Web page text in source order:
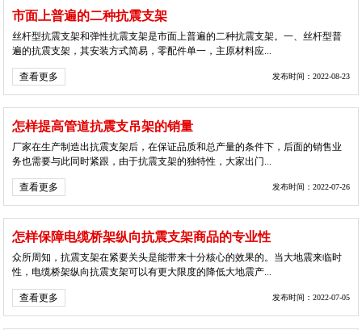
市面上普遍的二种抗震支架
丝杆型抗震支架和弹性抗震支架是市面上普遍的二种抗震支架。一、丝杆型普
遍的抗震支架，其安装方式简易，零配件单一，主原材料应...
查看更多 发布时间：2022-08-23
怎样提高管道抗震支吊架的销量
厂家在生产制造出抗震支架后，在保证品质和总产量的条件下，后面的销售业
务也需要与此同时紧跟，由于抗震支架的独特性，大家出门...
查看更多 发布时间：2022-07-26
怎样保障电缆桥架纵向抗震支架商品的专业性
众所周知，抗震支架在紧要关头是能带来十分核心的效果的。当大地震来临时
性，电缆桥架纵向抗震支架可以有更大限度的降低大地震产...
查看更多 发布时间：2022-07-05